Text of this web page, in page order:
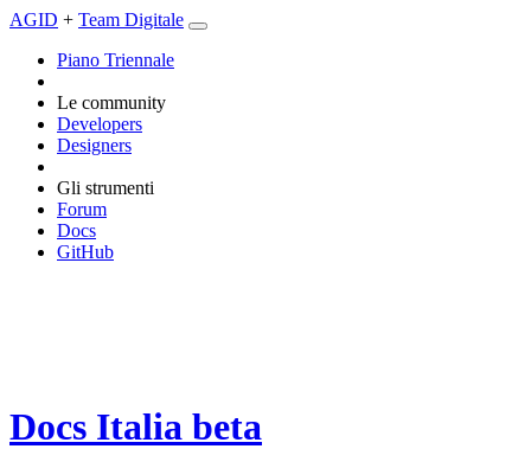
AGID + Team Digitale
Piano Triennale
Le community
Developers
Designers
Gli strumenti
Forum
Docs
GitHub
Docs Italia beta